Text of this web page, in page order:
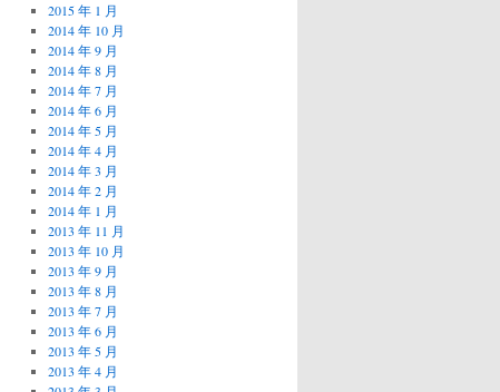
2015 年 1 月
2014 年 10 月
2014 年 9 月
2014 年 8 月
2014 年 7 月
2014 年 6 月
2014 年 5 月
2014 年 4 月
2014 年 3 月
2014 年 2 月
2014 年 1 月
2013 年 11 月
2013 年 10 月
2013 年 9 月
2013 年 8 月
2013 年 7 月
2013 年 6 月
2013 年 5 月
2013 年 4 月